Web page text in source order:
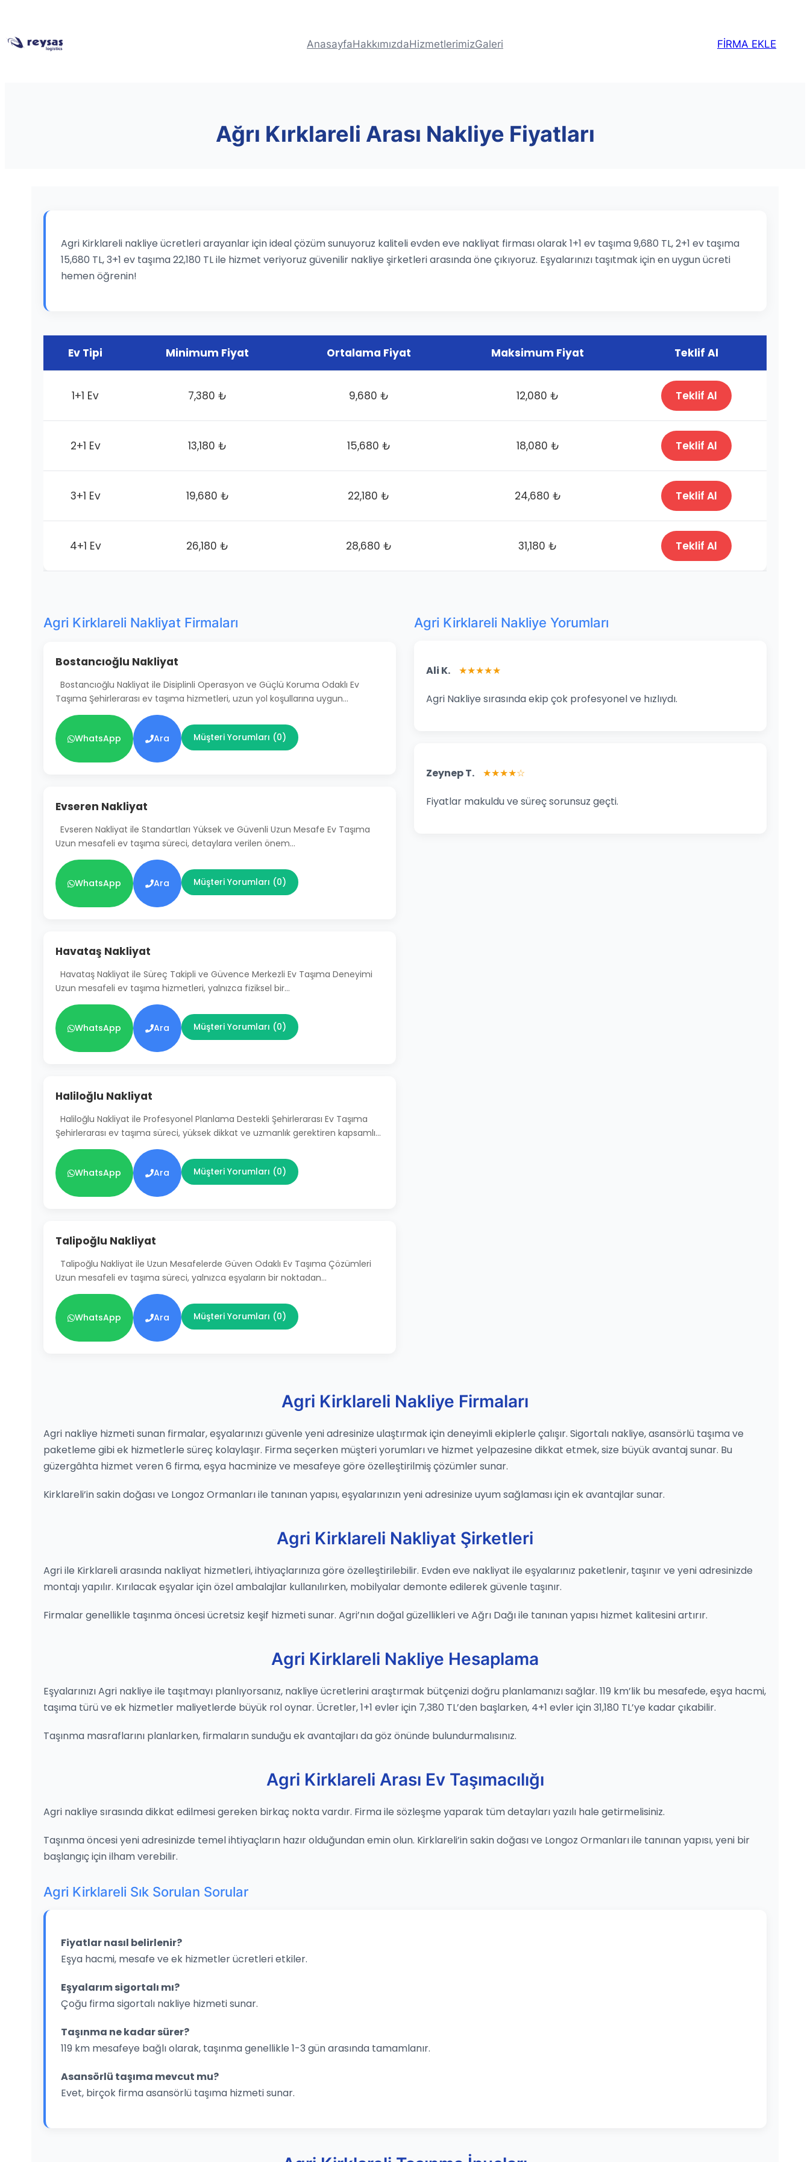
AnasayfaHakkımızdaHizmetlerimizGaleri FİRMA EKLE
Ağrı Kırklareli Arası Nakliye Fiyatları
Agri Kirklareli nakliye ücretleri arayanlar için ideal çözüm sunuyoruz kaliteli evden eve nakliyat firması olarak 1+1 ev taşıma 9,680 TL, 2+1 ev taşıma
15,680 TL, 3+1 ev taşıma 22,180 TL ile hizmet veriyoruz güvenilir nakliye şirketleri arasında öne çıkıyoruz. Eşyalarınızı taşıtmak için en uygun ücreti
hemen öğrenin!
Ev Tipi Minimum Fiyat Ortalama Fiyat Maksimum Fiyat Teklif Al
1+1 Ev 7,380 ₺ 9,680 ₺ 12,080 ₺ Teklif Al
2+1 Ev 13,180 ₺ 15,680 ₺ 18,080 ₺ Teklif Al
3+1 Ev 19,680 ₺ 22,180 ₺ 24,680 ₺ Teklif Al
4+1 Ev 26,180 ₺ 28,680 ₺ 31,180 ₺ Teklif Al
Agri Kirklareli Nakliyat Firmaları
Bostancıoğlu Nakliyat
Bostancıoğlu Nakliyat ile Disiplinli Operasyon ve Güçlü Koruma Odaklı Ev
Taşıma Şehirlerarası ev taşıma hizmetleri, uzun yol koşullarına uygun…
WhatsApp Ara Müşteri Yorumları (0)
Evseren Nakliyat
Evseren Nakliyat ile Standartları Yüksek ve Güvenli Uzun Mesafe Ev Taşıma
Uzun mesafeli ev taşıma süreci, detaylara verilen önem…
WhatsApp Ara Müşteri Yorumları (0)
Havataş Nakliyat
Havataş Nakliyat ile Süreç Takipli ve Güvence Merkezli Ev Taşıma Deneyimi
Uzun mesafeli ev taşıma hizmetleri, yalnızca fiziksel bir…
WhatsApp Ara Müşteri Yorumları (0)
Haliloğlu Nakliyat
Haliloğlu Nakliyat ile Profesyonel Planlama Destekli Şehirlerarası Ev Taşıma
Şehirlerarası ev taşıma süreci, yüksek dikkat ve uzmanlık gerektiren kapsamlı…
WhatsApp Ara Müşteri Yorumları (0)
Talipoğlu Nakliyat
Talipoğlu Nakliyat ile Uzun Mesafelerde Güven Odaklı Ev Taşıma Çözümleri
Uzun mesafeli ev taşıma süreci, yalnızca eşyaların bir noktadan…
WhatsApp Ara Müşteri Yorumları (0)
Agri Kirklareli Nakliye Yorumları
Ali K. ★★★★★
Agri Nakliye sırasında ekip çok profesyonel ve hızlıydı.
Zeynep T. ★★★★☆
Fiyatlar makuldu ve süreç sorunsuz geçti.
Agri Kirklareli Nakliye Firmaları
Agri nakliye hizmeti sunan firmalar, eşyalarınızı güvenle yeni adresinize ulaştırmak için deneyimli ekiplerle çalışır. Sigortalı nakliye, asansörlü taşıma ve
paketleme gibi ek hizmetlerle süreç kolaylaşır. Firma seçerken müşteri yorumları ve hizmet yelpazesine dikkat etmek, size büyük avantaj sunar. Bu
güzergâhta hizmet veren 6 firma, eşya hacminize ve mesafeye göre özelleştirilmiş çözümler sunar.
Kirklareli’in sakin doğası ve Longoz Ormanları ile tanınan yapısı, eşyalarınızın yeni adresinize uyum sağlaması için ek avantajlar sunar.
Agri Kirklareli Nakliyat Şirketleri
Agri ile Kirklareli arasında nakliyat hizmetleri, ihtiyaçlarınıza göre özelleştirilebilir. Evden eve nakliyat ile eşyalarınız paketlenir, taşınır ve yeni adresinizde
montajı yapılır. Kırılacak eşyalar için özel ambalajlar kullanılırken, mobilyalar demonte edilerek güvenle taşınır.
Firmalar genellikle taşınma öncesi ücretsiz keşif hizmeti sunar. Agri’nın doğal güzellikleri ve Ağrı Dağı ile tanınan yapısı hizmet kalitesini artırır.
Agri Kirklareli Nakliye Hesaplama
Eşyalarınızı Agri nakliye ile taşıtmayı planlıyorsanız, nakliye ücretlerini araştırmak bütçenizi doğru planlamanızı sağlar. 119 km’lik bu mesafede, eşya hacmi,
taşıma türü ve ek hizmetler maliyetlerde büyük rol oynar. Ücretler, 1+1 evler için 7,380 TL’den başlarken, 4+1 evler için 31,180 TL’ye kadar çıkabilir.
Taşınma masraflarını planlarken, firmaların sunduğu ek avantajları da göz önünde bulundurmalısınız.
Agri Kirklareli Arası Ev Taşımacılığı
Agri nakliye sırasında dikkat edilmesi gereken birkaç nokta vardır. Firma ile sözleşme yaparak tüm detayları yazılı hale getirmelisiniz.
Taşınma öncesi yeni adresinizde temel ihtiyaçların hazır olduğundan emin olun. Kirklareli’in sakin doğası ve Longoz Ormanları ile tanınan yapısı, yeni bir
başlangıç için ilham verebilir.
Agri Kirklareli Sık Sorulan Sorular
Fiyatlar nasıl belirlenir?
Eşya hacmi, mesafe ve ek hizmetler ücretleri etkiler.
Eşyalarım sigortalı mı?
Çoğu firma sigortalı nakliye hizmeti sunar.
Taşınma ne kadar sürer?
119 km mesafeye bağlı olarak, taşınma genellikle 1-3 gün arasında tamamlanır.
Asansörlü taşıma mevcut mu?
Evet, birçok firma asansörlü taşıma hizmeti sunar.